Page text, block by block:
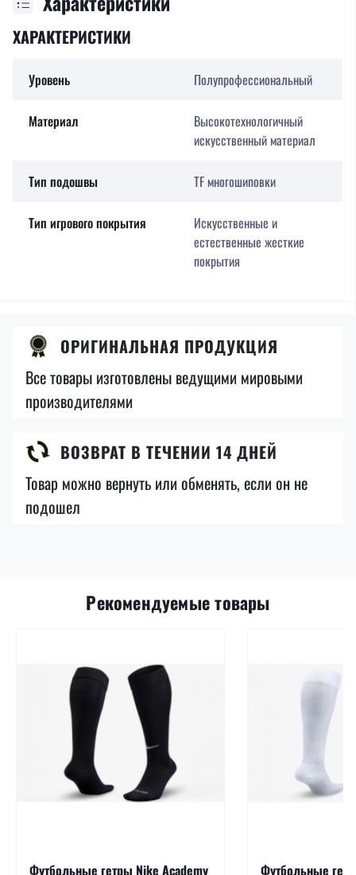
ХАРАКТЕРИСТИКИ
Уровень Полупрофессиональный
Материал
Высокотехнологичный
искусственный материал
Тип подошвы TF многошиповки
Тип игрового покрытия
Искусственные и
естественные жесткие
покрытия
ОРИГИНАЛЬНАЯ ПРОДУКЦИЯ
Все товары изготовлены ведущими мировыми
производителями
ВОЗВРАТ В ТЕЧЕНИИ 14 ДНЕЙ
Товар можно вернуть или обменять, если он не
подошел
Рекомендуемые товары
Футбольные гетры Nike Academy
Футбольные